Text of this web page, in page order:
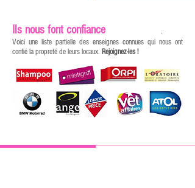
Ils nous font confiance
.
Voici une liste partielle des enseignes connues qui nous ont
confié la propreté de leurs locaux. Rejoignez-les !